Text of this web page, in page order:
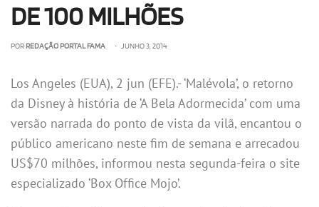
DE 100 MILHÕES
POR REDAÇÃO PORTAL FAMA • JUNHO 3, 2014
Los Angeles (EUA), 2 jun (EFE).- ‘Malévola’, o retorno
da Disney à história de ‘A Bela Adormecida’ com uma
versão narrada do ponto de vista da vilã, encantou o
público americano neste fim de semana e arrecadou
US$70 milhões, informou nesta segunda-feira o site
especializado ‘Box Office Mojo’.